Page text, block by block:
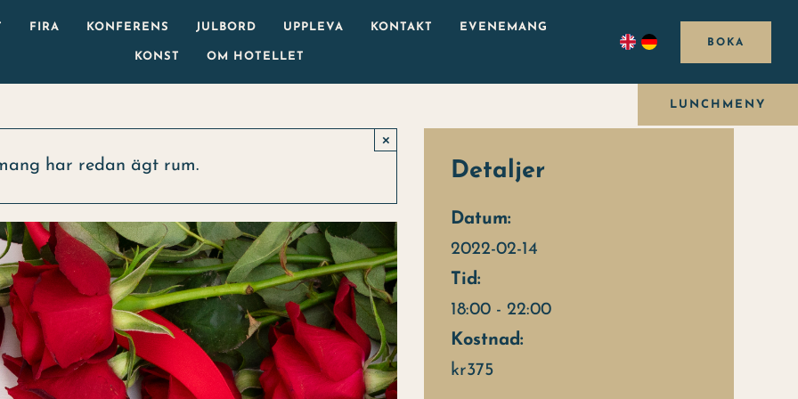
FIRA KONFERENS JULBORD UPPLEVA KONTAKT EVENEMANG
KONST OM HOTELLET
BOKA
LUNCHMENY
har redan ägt rum.
×
Detaljer
Datum:
2022-02-14
Tid:
18:00 - 22:00
Kostnad:
kr375